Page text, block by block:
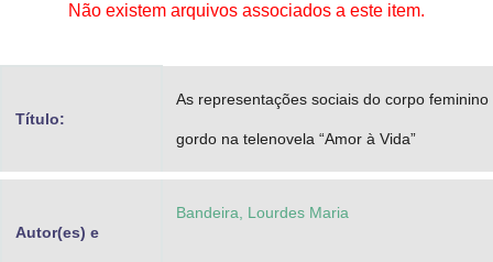
Gabinete de Segurança Institucional
Banco Central do Brasil
Não existem arquivos associados a este item.
Título:
As representações sociais do corpo feminino
gordo na telenovela “Amor à Vida”
Autor(es) e
Bandeira, Lourdes Maria